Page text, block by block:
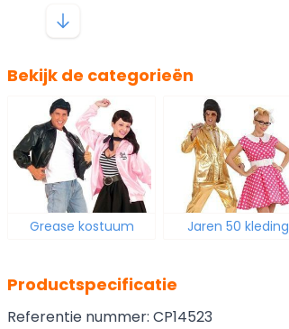
Bekijk de categorieën
Grease kostuum Jaren 50 kleding
Productspecificatie
Referentie nummer: CP14523